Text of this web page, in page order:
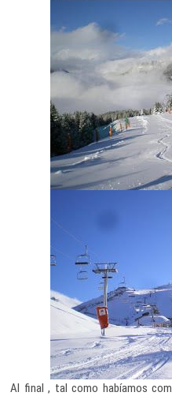
Al final , tal como habíamos